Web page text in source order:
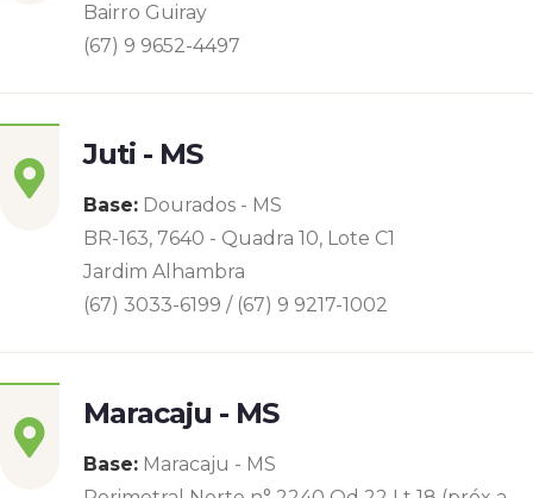
Bairro Guiray
(67) 9 9652-4497
Juti - MS
Base: Dourados - MS
BR-163, 7640 - Quadra 10, Lote C1
Jardim Alhambra
(67) 3033-6199 / (67) 9 9217-1002
Maracaju - MS
Base: Maracaju - MS